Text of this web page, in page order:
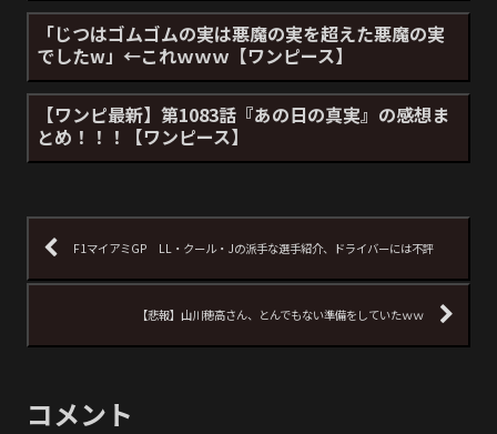
「じつはゴムゴムの実は悪魔の実を超えた悪魔の実
でしたw」←これｗｗｗ【ワンピース】
【ワンピ最新】第1083話『あの日の真実』の感想ま
とめ！！！【ワンピース】
F1マイアミGP LL・クール・Jの派手な選手紹介、ドライバーには不評
【悲報】山川穂高さん、とんでもない準備をしていたｗｗ
コメント